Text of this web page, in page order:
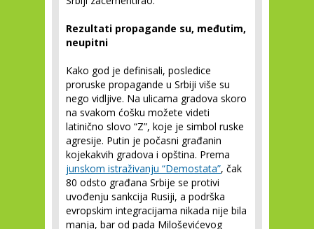
Rezultati propagande su, međutim,
neupitni
Kako god je definisali, posledice
proruske propagande u Srbiji više su
nego vidljive. Na ulicama gradova skoro
na svakom ćošku možete videti
latinično slovo “Z”, koje je simbol ruske
agresije. Putin je počasni građanin
kojekakvih gradova i opština. Prema
junskom istraživanju “Demostata”, čak
80 odsto građana Srbije se protivi
uvođenju sankcija Rusiji, a podrška
evropskim integracijama nikada nije bila
manja, bar od pada Miloševićevog